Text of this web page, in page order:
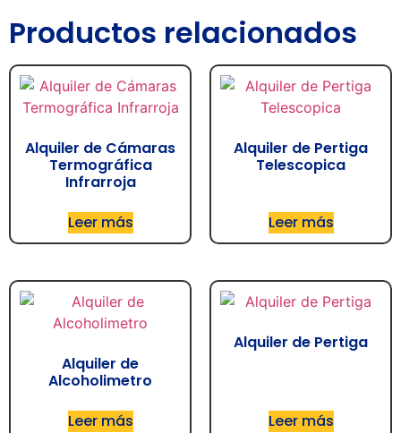
Productos relacionados
Alquiler de Cámaras
Termográfica
Infrarroja
Leer más
Alquiler de Pertiga
Telescopica
Leer más
Alquiler de
Alcoholimetro
Leer más
Alquiler de Pertiga
Leer más